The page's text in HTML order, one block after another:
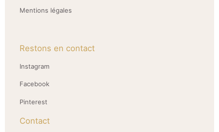
Mentions légales
Restons en contact
Instagram
Facebook
Pinterest
Contact